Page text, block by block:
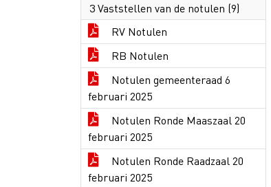
3 Vaststellen van de notulen (9)
RV Notulen
RB Notulen
Notulen gemeenteraad 6
februari 2025
Notulen Ronde Maaszaal 20
februari 2025
Notulen Ronde Raadzaal 20
februari 2025